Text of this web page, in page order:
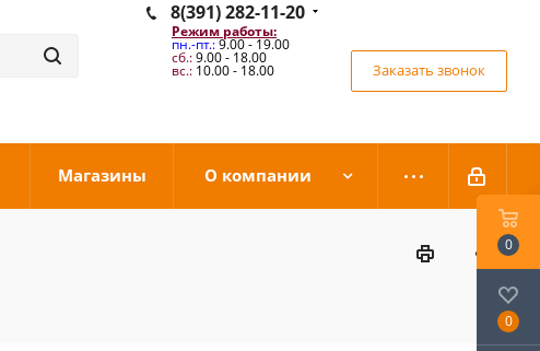
8(391) 282-11-20
Режим работы:
пн.-пт.:9.00 - 19.00
сб.:9.00 - 18.00
вс.: 10.00 - 18.00 Заказать звонок
Магазины О компании
0
0